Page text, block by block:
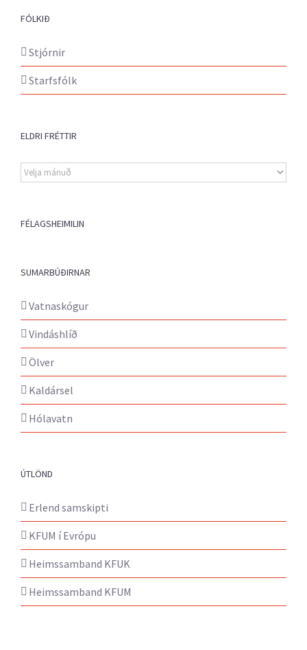
FÓLKIÐ
Stjórnir
Starfsfólk
ELDRI FRÉTTIR
Eldri
fréttir
FÉLAGSHEIMILIN
SUMARBÚÐIRNAR
Vatnaskógur
Vindáshlíð
Ölver
Kaldársel
Hólavatn
ÚTLÖND
Erlend samskipti
KFUM í Evrópu
Heimssamband KFUK
Heimssamband KFUM